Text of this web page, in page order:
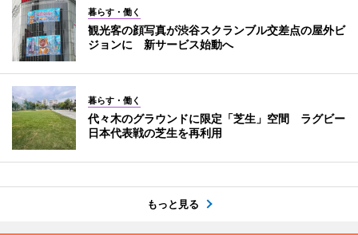
暮らす・働く
観光客の顔写真が渋谷スクランブル交差点の屋外ビ
ジョンに 新サービス始動へ
暮らす・働く
代々木のグラウンドに限定「芝生」空間 ラグビー
日本代表戦の芝生を再利用
もっと見る